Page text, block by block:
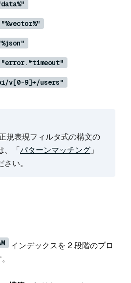
"error.*timeout"
v[0-9]+/users"
規表現フィルタ式の構文の
、「パターンマッチング 」
い。
インデックスを 2 段階のプロ